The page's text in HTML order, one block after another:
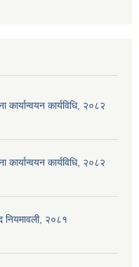
कार्यविधि, २०८२
कार्यविधि, २०८२
नियमावली, २०८१